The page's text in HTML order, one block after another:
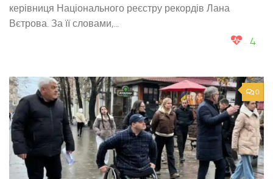
керівниця Національного реєстру рекордів Лана
Вєтрова. За її словами,...
4
0